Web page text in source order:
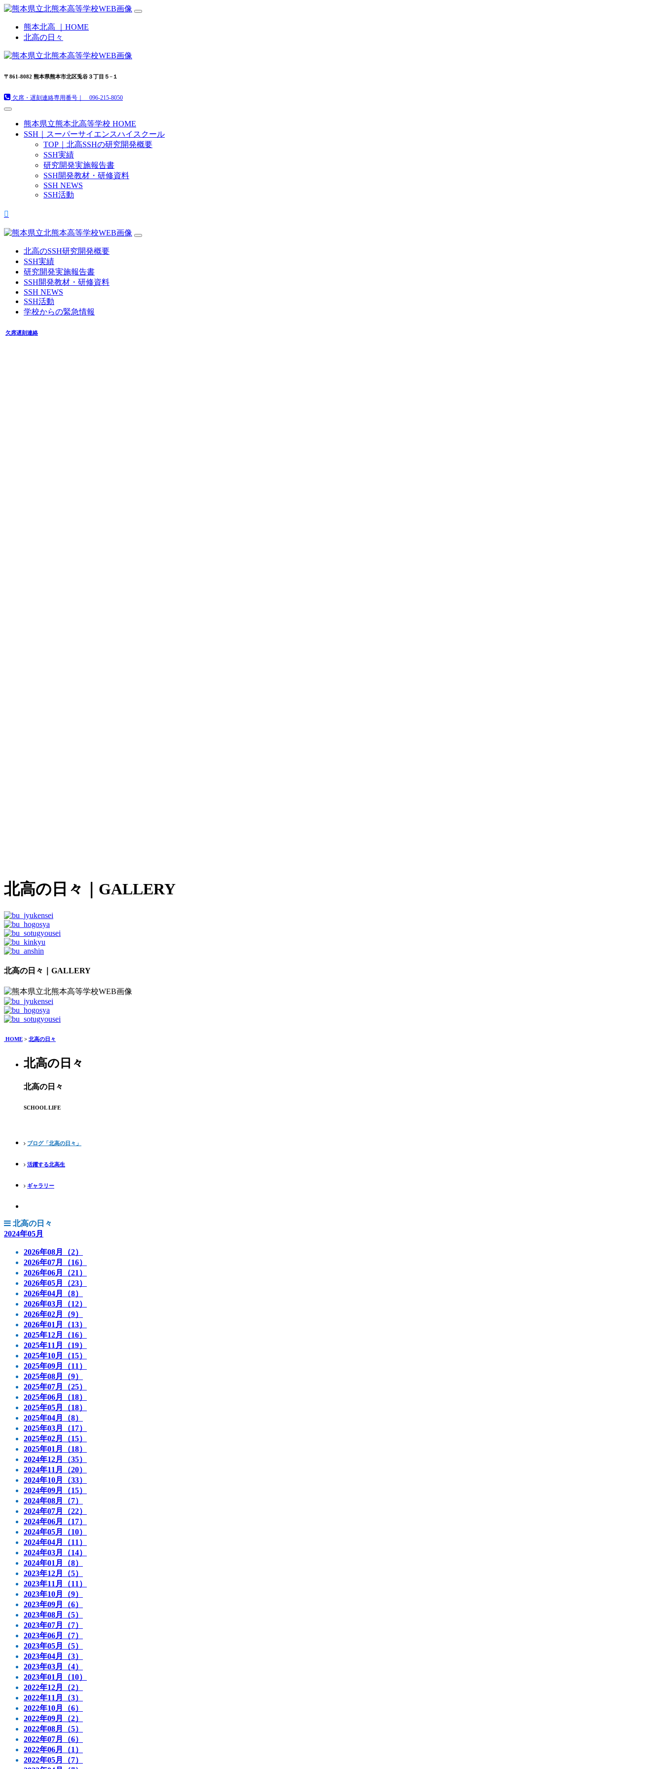
熊本北高 ｜HOME
北高の日々
〒861-8082 熊本県熊本市北区兎谷３丁目５−１
欠席・遅刻連絡専用番号｜ 096-215-8050
熊本県立熊本北高等学校 HOME
SSH｜スーパーサイエンスハイスクール
TOP｜北高SSHの研究開発概要
SSH実績
研究開発実施報告書
SSH開発教材・研修資料
SSH NEWS
SSH活動
北高のSSH研究開発概要
SSH実績
研究開発実施報告書
SSH開発教材・研修資料
SSH NEWS
SSH活動
学校からの緊急情報
欠席遅刻連絡
北高の日々 ｜GALLERY
北高の日々｜GALLERY
HOME > 北高の日々
北高の日々
北高の日々
SCHOOL LIFE
ブログ「北高の日々」
活躍する北高生
ギャラリー
北高の日々
2024年05月
2026年08月（2）
2026年07月（16）
2026年06月（21）
2026年05月（23）
2026年04月（8）
2026年03月（12）
2026年02月（9）
2026年01月（13）
2025年12月（16）
2025年11月（19）
2025年10月（15）
2025年09月（11）
2025年08月（9）
2025年07月（25）
2025年06月（18）
2025年05月（18）
2025年04月（8）
2025年03月（17）
2025年02月（15）
2025年01月（18）
2024年12月（35）
2024年11月（20）
2024年10月（33）
2024年09月（15）
2024年08月（7）
2024年07月（22）
2024年06月（17）
2024年05月（10）
2024年04月（11）
2024年03月（14）
2024年01月（8）
2023年12月（5）
2023年11月（11）
2023年10月（9）
2023年09月（6）
2023年08月（5）
2023年07月（7）
2023年06月（7）
2023年05月（5）
2023年04月（3）
2023年03月（4）
2023年01月（10）
2022年12月（2）
2022年11月（3）
2022年10月（6）
2022年09月（2）
2022年08月（5）
2022年07月（6）
2022年06月（1）
2022年05月（7）